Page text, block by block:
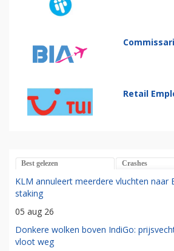
Retail
Best gelezen Crashes
KLM annuleert meerdere vluchten naar
staking
05 aug 26
Donkere wolken boven IndiGo:
vloot weg